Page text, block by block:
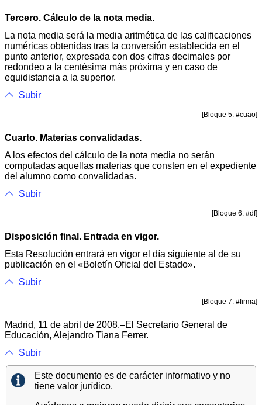
Tercero. Cálculo de la nota media.
La nota media será la media aritmética de las calificaciones
numéricas obtenidas tras la conversión establecida en el
punto anterior, expresada con dos cifras decimales por
redondeo a la centésima más próxima y en caso de
equidistancia a la superior.
Subir
[Bloque 5: #cuao]
Cuarto. Materias convalidadas.
A los efectos del cálculo de la nota media no serán
computadas aquellas materias que consten en el expediente
del alumno como convalidadas.
Subir
[Bloque 6: #df]
Disposición final. Entrada en vigor.
Esta Resolución entrará en vigor el día siguiente al de su
publicación en el «Boletín Oficial del Estado».
Subir
[Bloque 7: #firma]
Madrid, 11 de abril de 2008.–El Secretario General de
Educación, Alejandro Tiana Ferrer.
Subir
Este documento es de carácter informativo y no
tiene valor jurídico.